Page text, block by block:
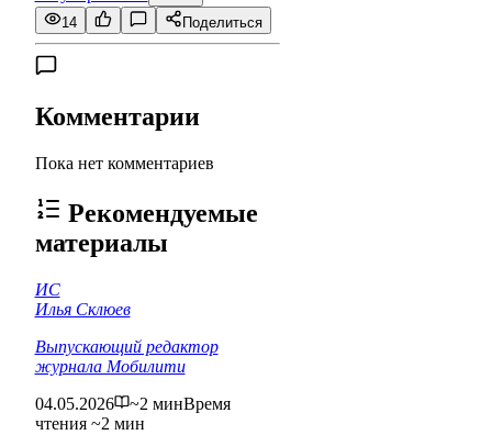
14
Поделиться
Комментарии
Пока нет комментариев
Рекомендуемые
материалы
ИС
Илья Склюев
Выпускающий редактор
журнала Мобилити
04.05.2026
~2 минВремя
чтения ~2 мин